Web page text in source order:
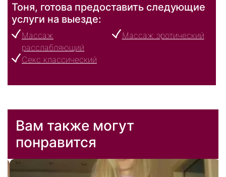
Тоня, готова предоставить следующие
услуги на выезде:
Массаж
расслабляющий
Массаж эротический
Секс классический
Вам также могут
понравится